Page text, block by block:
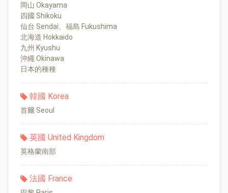
岡山 Okayama
四國 Shikoku
仙台 Sendai、福島 Fukushima
北海道 Hokkaido
九州 Kyushu
沖繩 Okinawa
日本的種種
韓國 Korea
首爾 Seoul
英國 United Kingdom
英格蘭南部
法國 France